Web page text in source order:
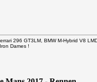
296 GT3LM, BMW M-Hybrid V8
Dames !